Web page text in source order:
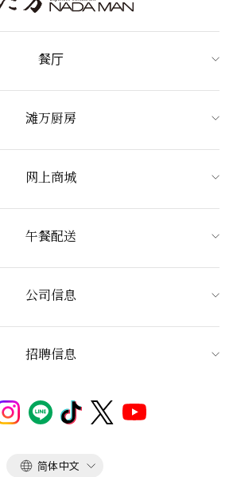
餐厅
滩万厨房
网上商城
午餐配送
公司信息
招聘信息
语
简体中文